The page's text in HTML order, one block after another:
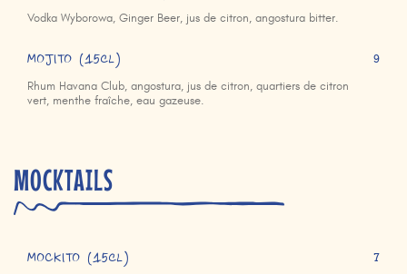
Vodka Wyborowa, Ginger Beer, jus de citron, angostura bitter.
MOJITO (15cl)
Rhum Havana Club, angostura, jus de citron, quartiers de citron
vert, menthe fraîche, eau gazeuse.
9
MOCKTAILS
MOCKITO (15cl) 7